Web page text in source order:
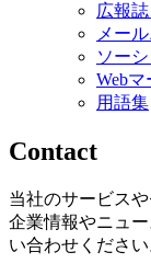
広報
メー
ソー
Web
用語集
Contact
当社のサービス
企業情報やニュ
い合わせください